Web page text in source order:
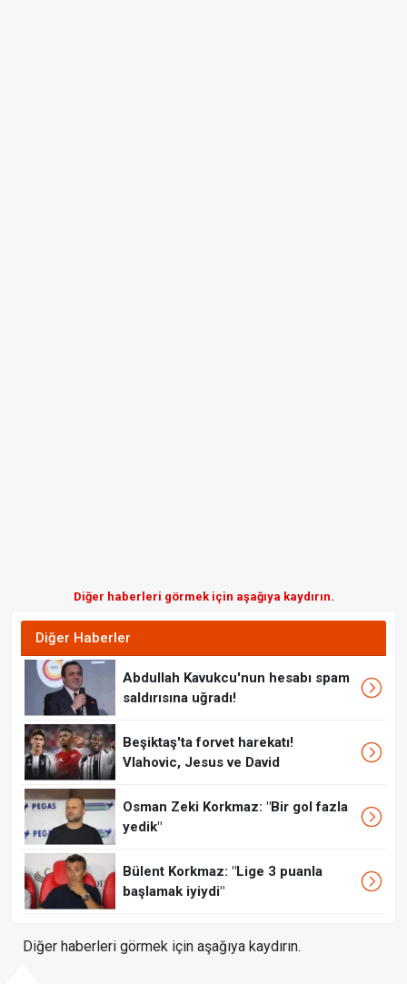
Diğer haberleri görmek için aşağıya kaydırın.
Diğer Haberler
Abdullah Kavukcu'nun hesabı spam
saldırısına uğradı!
Beşiktaş'ta forvet harekatı!
Vlahovic, Jesus ve David
Osman Zeki Korkmaz: "Bir gol fazla
yedik"
Bülent Korkmaz: "Lige 3 puanla
başlamak iyiydi"
Diğer haberleri görmek için aşağıya kaydırın.